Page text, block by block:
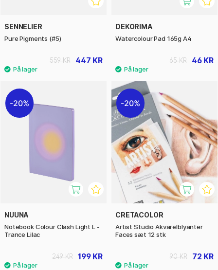
SENNELIER
Pure Pigments (#5)
447 KR
559 KR
DEKORIMA
Watercolour Pad 165g A4
46 KR
65 KR
20%
NUUNA
Notebook Colour Clash Light L -
Trance Lilac
199 KR
249 KR
20%
CRETACOLOR
Artist Studio Akvarelblyanter
Faces sæt 12 stk
72 KR
90 KR